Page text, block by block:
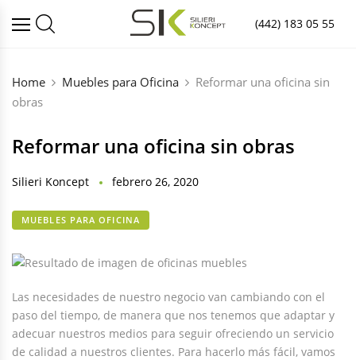
(442) 183 05 55
Home Muebles para Oficina
Reformar una oficina sin
obras
Reformar una oficina sin obras
Silieri Koncept febrero 26, 2020
MUEBLES PARA OFICINA
Las necesidades de nuestro negocio van cambiando con el
paso del tiempo, de manera que nos tenemos que adaptar y
adecuar nuestros medios para seguir ofreciendo un servicio
de calidad a nuestros clientes. Para hacerlo más fácil, vamos